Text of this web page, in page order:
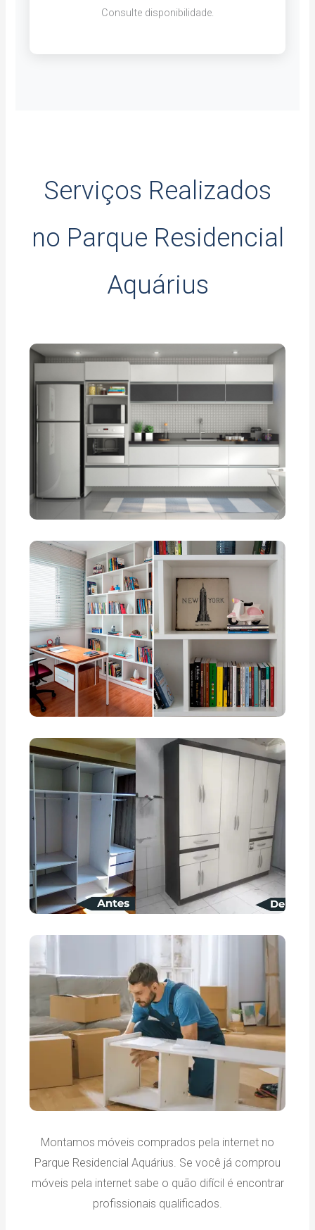
Consulte disponibilidade.
Serviços Realizados
no Parque Residencial
Aquárius
Montamos móveis comprados pela internet no
Parque Residencial Aquárius. Se você já comprou
móveis pela internet sabe o quão difícil é encontrar
profissionais qualificados.